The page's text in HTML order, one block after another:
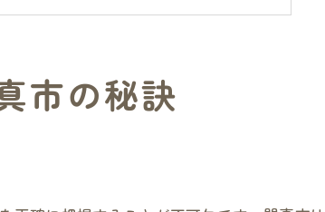
に強みを持つ業者の見極め方
きる不動産売却術とは
不動産売却のための事前準備
市の秘訣